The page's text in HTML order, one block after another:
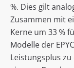
%. Dies gilt
Zusammen mit
Kerne um 33 %
Modelle der
Leistungsplus